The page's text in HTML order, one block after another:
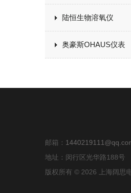
陆恒生物溶氧仪
奥豪斯OHAUS仪表
邮箱：
地址：闵行区光华路188号
版权所有 © 2026 上海阔思